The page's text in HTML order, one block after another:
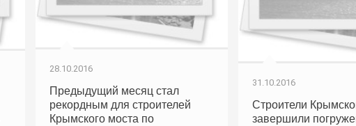
28.10.2016
Предыдущий месяц стал
рекордным для строителей
Крымского моста по
31.10.2016
Строители
завершили